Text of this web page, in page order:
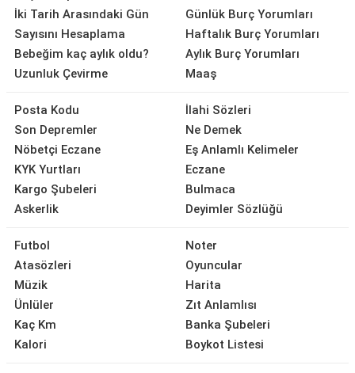
İki Tarih Arasındaki Gün
Sayısını Hesaplama
Bebeğim kaç aylık oldu?
Uzunluk Çevirme
Günlük Burç Yorumları
Haftalık Burç Yorumları
Aylık Burç Yorumları
Maaş
Posta Kodu
Son Depremler
Nöbetçi Eczane
KYK Yurtları
Kargo Şubeleri
Askerlik
İlahi Sözleri
Ne Demek
Eş Anlamlı Kelimeler
Eczane
Bulmaca
Deyimler Sözlüğü
Futbol
Atasözleri
Müzik
Ünlüler
Kaç Km
Kalori
Noter
Oyuncular
Harita
Zıt Anlamlısı
Banka Şubeleri
Boykot Listesi